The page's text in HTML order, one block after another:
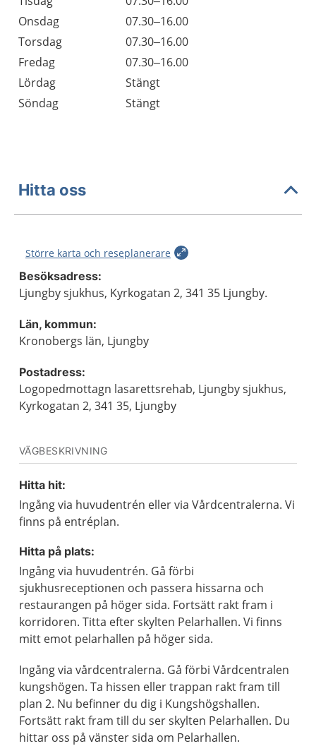
Onsdag
07.30–16.00
Torsdag
07.30–16.00
Fredag
07.30–16.00
Lördag
Stängt
Söndag
Stängt
Hitta oss
Större karta och reseplanerare
Besöksadress:
Ljungby sjukhus, Kyrkogatan 2, 341 35 Ljungby.
Län, kommun:
Kronobergs län, Ljungby
Postadress:
Logopedmottagn lasarettsrehab, Ljungby sjukhus,
Kyrkogatan 2, 341 35, Ljungby
VÄGBESKRIVNING
Hitta hit:
Ingång via huvudentrén eller via Vårdcentralerna. Vi
finns på entréplan.
Hitta på plats:
Ingång via huvudentrén. Gå förbi
sjukhusreceptionen och passera hissarna och
restaurangen på höger sida. Fortsätt rakt fram i
korridoren. Titta efter skylten Pelarhallen. Vi finns
mitt emot pelarhallen på höger sida.
Ingång via vårdcentralerna. Gå förbi Vårdcentralen
kungshögen. Ta hissen eller trappan rakt fram till
plan 2. Nu befinner du dig i Kungshögshallen.
Fortsätt rakt fram till du ser skylten Pelarhallen. Du
hittar oss på vänster sida om Pelarhallen.